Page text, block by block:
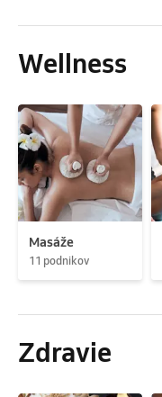
Wellness
Masáže
11 podnikov
Zdravie